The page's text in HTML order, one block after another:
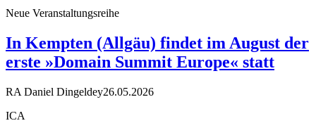
Neue Veranstaltungsreihe
In Kempten (Allgäu) findet im August der
erste »Domain Summit Europe« statt
RA Daniel Dingeldey26.05.2026
ICA